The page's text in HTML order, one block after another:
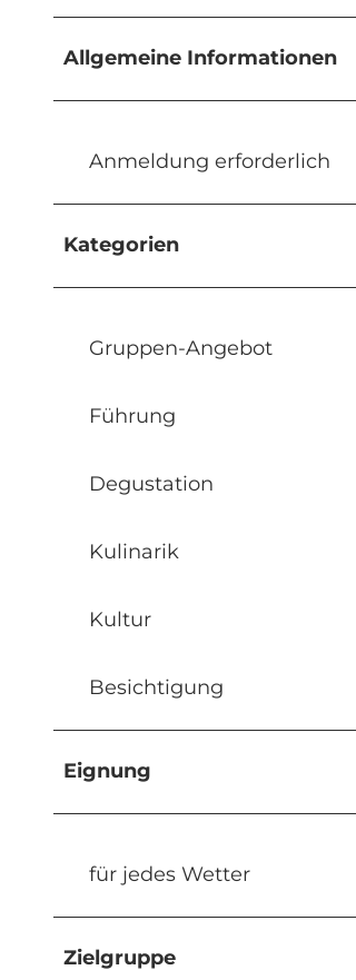
Allgemeine Informationen
Anmeldung erforderlich
Kategorien
Gruppen-Angebot
Führung
Degustation
Kulinarik
Kultur
Besichtigung
Eignung
für jedes Wetter
Zielgruppe